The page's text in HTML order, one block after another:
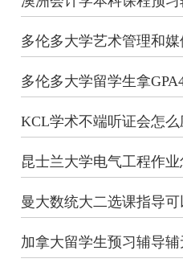
多伦多大学留学生拿
KCL学术不端听证会怎么
昆士兰大学电气工程作业
曼大数统大二选课指导可
加拿大留学生预习辅导